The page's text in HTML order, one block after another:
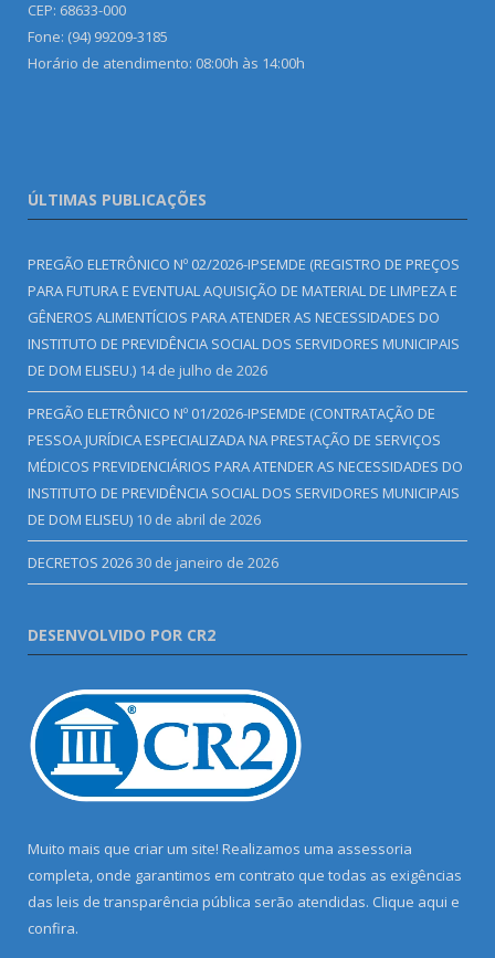
CEP: 68633-000
Fone: (94) 99209-3185
Horário de atendimento: 08:00h às 14:00h
ÚLTIMAS PUBLICAÇÕES
PREGÃO ELETRÔNICO Nº 02/2026-IPSEMDE (REGISTRO DE PREÇOS
PARA FUTURA E EVENTUAL AQUISIÇÃO DE MATERIAL DE LIMPEZA E
GÊNEROS ALIMENTÍCIOS PARA ATENDER AS NECESSIDADES DO
INSTITUTO DE PREVIDÊNCIA SOCIAL DOS SERVIDORES MUNICIPAIS
DE DOM ELISEU.) 14 de julho de 2026
PREGÃO ELETRÔNICO Nº 01/2026-IPSEMDE (CONTRATAÇÃO DE
PESSOA JURÍDICA ESPECIALIZADA NA PRESTAÇÃO DE SERVIÇOS
MÉDICOS PREVIDENCIÁRIOS PARA ATENDER AS NECESSIDADES DO
INSTITUTO DE PREVIDÊNCIA SOCIAL DOS SERVIDORES MUNICIPAIS
DE DOM ELISEU) 10 de abril de 2026
DECRETOS 202630 de janeiro de 2026
DESENVOLVIDO POR CR2
Muito mais que criar um site! Realizamos uma assessoria
completa, onde garantimos em contrato que todas as exigências
das leis de transparência pública serão atendidas. Clique aqui e
confira.